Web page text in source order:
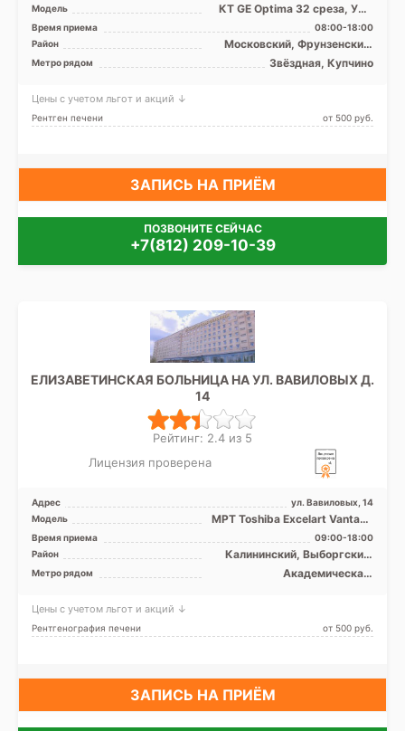
Модель
КТ GE Optima 32 среза, УЗИ
аппарат, Рентген аппарат
Время приема
08:00-18:00
Район
Московский, Фрунзенский,
Лен. область
Метро рядом Звёздная, Купчино
Цены с учетом льгот и акций ↓
Рентген печени от 500 pуб.
ЗАПИСЬ НА ПРИЁМ
ПОЗВОНИТЕ СЕЙЧАС
+7(812) 209-10-39
ЕЛИЗАВЕТИНСКАЯ БОЛЬНИЦА НА УЛ. ВАВИЛОВЫХ Д.
14
Рейтинг: 2.4 из 5
Лицензия проверена
Адрес
ул. Вавиловых, 14
Модель
МРТ Toshiba Excelart Vantage
Atlas X 1.5T закрытый тип,
КТ Toshiba Aqu ...
Время приема
09:00-18:00
Район
Калининский, Выборгский,
Курортный, Приморский,
Лен. область
Метро рядом
Академическая,
Мужества, Политехническая,
Проспект Просвещения,
Цены с учетом льгот и акций ↓
Рентгенография печени от 500 pуб.
ЗАПИСЬ НА ПРИЁМ